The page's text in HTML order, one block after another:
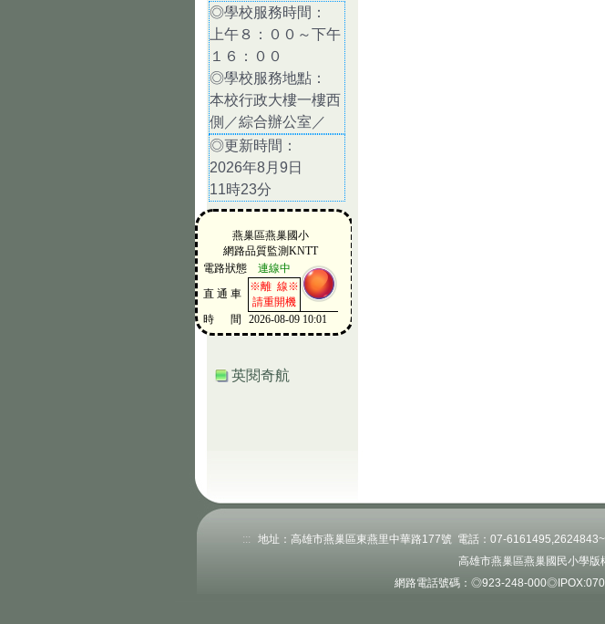
◎學校服務時間：
上午８：００～下午
１６：００
◎學校服務地點：
本校行政大樓一樓西
側／綜合辦公室／
◎更新時間：
2026年8月9日
11時23分
英閱奇航
::: 地址：高雄市燕巢區東燕里中華路177號 電話：07-
高雄市燕巢區燕巢國民小學版
網路電話號碼：◎923-248-